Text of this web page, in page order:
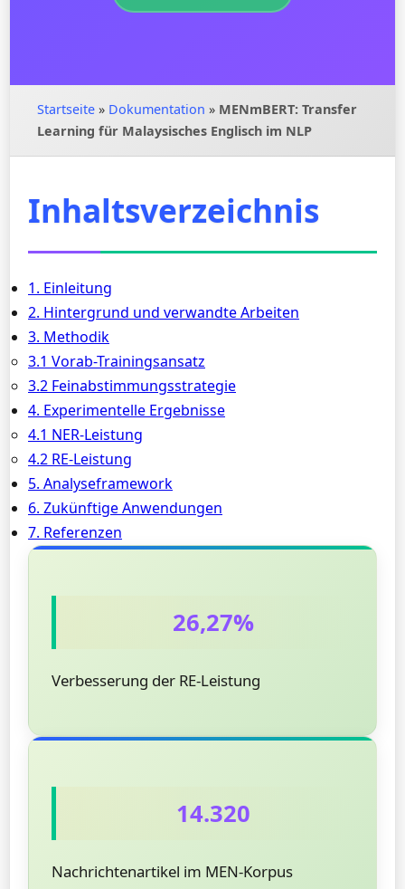
Startseite » Dokumentation » MENmBERT: Transfer
Learning für Malaysisches Englisch im NLP
Inhaltsverzeichnis
1. Einleitung
2. Hintergrund und verwandte Arbeiten
3. Methodik
3.1 Vorab-Trainingsansatz
3.2 Feinabstimmungsstrategie
4. Experimentelle Ergebnisse
4.1 NER-Leistung
4.2 RE-Leistung
5. Analyseframework
6. Zukünftige Anwendungen
7. Referenzen
26,27%
Verbesserung der RE-Leistung
14.320
Nachrichtenartikel im MEN-Korpus